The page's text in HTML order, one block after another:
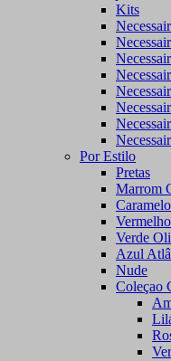
Kits
Por Estilo
Pretas
Marrom
Caramelo
Verde
Azul
Nude
Coleçao